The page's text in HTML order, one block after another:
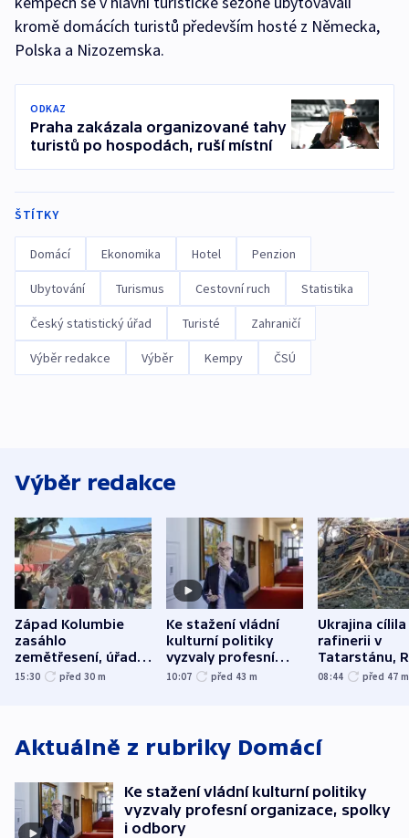
kromě domácích turistů především hosté z Německa,
Polska a Nizozemska.
ODKAZ
Praha zakázala organizované tahy
turistů po hospodách, ruší místní
ŠTÍTKY
Domácí Ekonomika Hotel Penzion
Ubytování Turismus Cestovní ruch Statistika
Český statistický úřad Turisté Zahraničí
Výběr redakce Výběr Kempy ČSÚ
Výběr redakce
Západ Kolumbie
zasáhlo
zemětřesení, úřady
hlásí přes sto obětí
15:30 před 30 m
Ke stažení vládní
kulturní politiky
vyzvaly profesní
organizace, spolky i
10:07 před 43 m
Ukrajina cílila
rafinerii v
Tatarstánu,
útočilo na
08:44 před 47 m
Aktuálně z rubriky Domácí
Ke stažení vládní kulturní politiky
vyzvaly profesní organizace, spolky
i odbory